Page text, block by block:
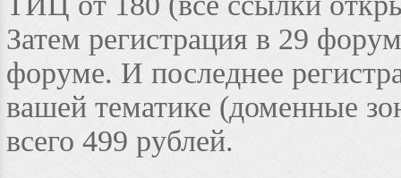
Затем регистрация в 29
форуме. И последнее
вашей тематике (доменные
всего 499 рублей.